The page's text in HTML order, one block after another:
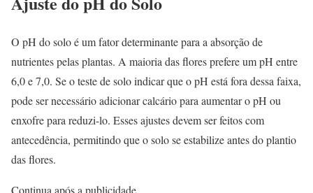
O pH do solo é um fator determinante para a absorção de
nutrientes pelas plantas. A maioria das flores prefere um pH entre
6,0 e 7,0. Se o teste de solo indicar que o pH está fora dessa faixa,
pode ser necessário adicionar calcário para aumentar o pH ou
enxofre para reduzi-lo. Esses ajustes devem ser feitos com
antecedência, permitindo que o solo se estabilize antes do plantio
das flores.
Continua após a publicidade